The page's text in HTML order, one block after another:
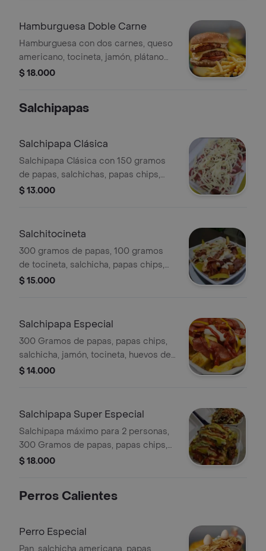
Hamburguesa Doble Carne
Hamburguesa con dos carnes, queso
americano, tocineta, jamón, plátano
en tajadas, cebolla, lechuga, tomate y
$ 18.000
Salchipapas
Salchipapa Clásica
Salchipapa Clásica con 150 gramos
de papas, salchichas, papas chips,
queso rallado y salsas. Incluye
$ 13.000
Salchitocineta
300 gramos de papas, 100 gramos
de tocineta, salchicha, papas chips,
huevo de codorniz, lechuga, queso y
$ 15.000
Salchipapa Especial
300 Gramos de papas, papas chips,
salchicha, jamón, tocineta, huevos de
codorniz, lechuga, queso y salsas.
$ 14.000
Salchipapa Super Especial
Salchipapa máximo para 2 personas,
300 Gramos de papas, papas chips,
salchichas, jamón, tocineta, huevos de
rosada, salsa de tomate)
$ 18.000
Perros Calientes
Perro Especial